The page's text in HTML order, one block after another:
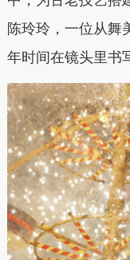
陈玲玲，一位从舞
年时间在镜头里书